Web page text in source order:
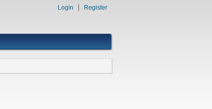
Login Register